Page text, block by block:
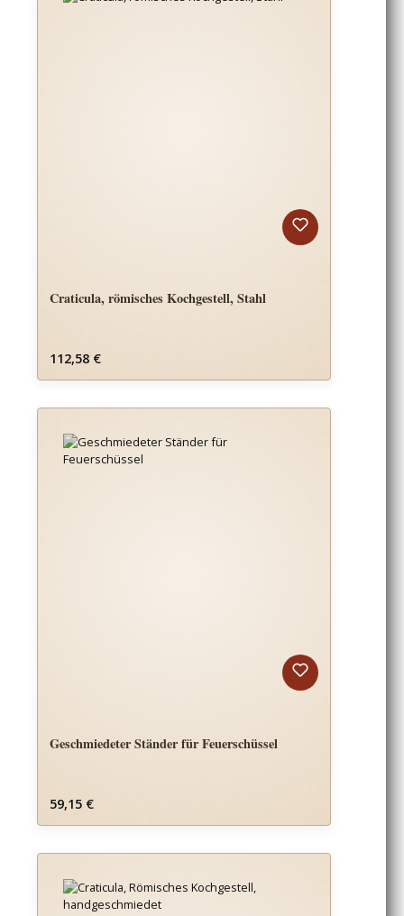
Craticula, römisches Kochgestell, Stahl
Regulärer Preis:
112,58 €
Geschmiedeter Ständer für Feuerschüssel
Regulärer Preis:
59,15 €